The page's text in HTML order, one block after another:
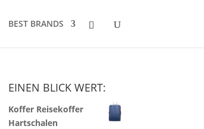
BEST BRANDS
EINEN BLICK WERT:
Koffer Reisekoffer
Hartschalen